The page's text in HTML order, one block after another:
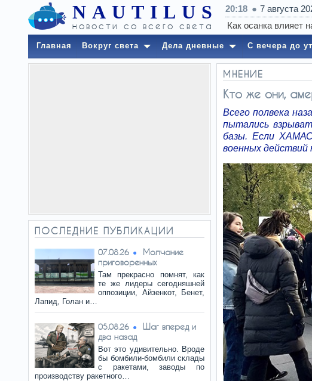
NAUTILUS
новости со всего света
20:18 7 августа
Главная Вокруг света Дела дневные С вечера до
ПОСЛЕДНИЕ ПУБЛИКАЦИИ
07.08.26
Молчание
приговоренных
Там прекрасно помнят, как
те же лидеры сегодняшней
оппозиции, Айзенкот, Бенет,
Лапид, Голан и…
05.08.26
Шаг вперед и
два назад
Вот это удивительно. Вроде
бы бомбили-бомбили склады
с ракетами, заводы по
производству ракетного…
МНЕНИЕ
Кто же они,
Всего полвека
пытались
базы. Если
военных действий